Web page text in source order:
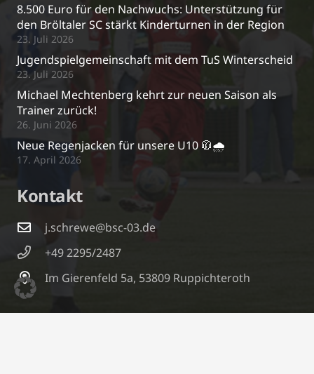
8.500 Euro für den Nachwuchs: Unterstützung für
den Bröltaler SC stärkt Kinderturnen in der Region
23. Juli 2026
Jugendspielgemeinschaft mit dem TuS Winterscheid
23. Juli 2026
Michael Mechtenberg kehrt zur neuen Saison als
Trainer zurück!
26. Juni 2026
Neue Regenjacken für unsere U10 🧥🌧️
17. April 2026
Kontakt
j.schrewe@bsc-03.de
+49 2295/2487
Im Gierenfeld 5a, 53809 Ruppichteroth